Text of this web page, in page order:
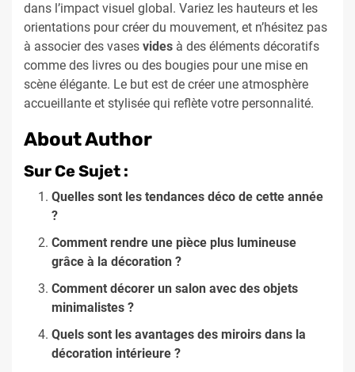
dans l’impact visuel global. Variez les hauteurs et les
orientations pour créer du mouvement, et n’hésitez pas
à associer des vases vides à des éléments décoratifs
comme des livres ou des bougies pour une mise en
scène élégante. Le but est de créer une atmosphère
accueillante et stylisée qui reflète votre personnalité.
About Author
Sur Ce Sujet :
Quelles sont les tendances déco de cette année
?
Comment rendre une pièce plus lumineuse
grâce à la décoration ?
Comment décorer un salon avec des objets
minimalistes ?
Quels sont les avantages des miroirs dans la
décoration intérieure ?